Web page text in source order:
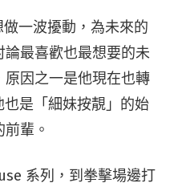
一波擾動，為未來的
最喜歡也最想要的未
因之一是他現在也轉
是「細妹按靚」的始
輩。
系列，到拳擊場邊打